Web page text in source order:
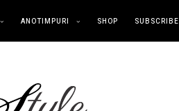
ANOTIMPURI SHOP SUBSCRIBE